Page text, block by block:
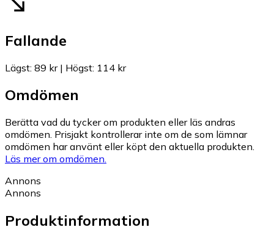
Fallande
Lägst: 89 kr| Högst: 114 kr
Omdömen
Berätta vad du tycker om produkten eller läs andras
omdömen. Prisjakt kontrollerar inte om de som lämnar
omdömen har använt eller köpt den aktuella produkten.
Läs mer om omdömen.
Annons
Annons
Produktinformation